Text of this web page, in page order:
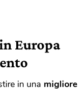
Europa
in una migliore